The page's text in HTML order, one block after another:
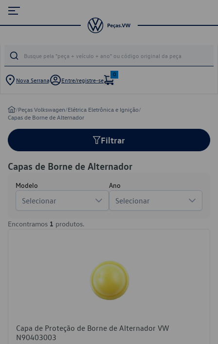
Nova Serrana Entre/registre-se
0
/Peças Volkswagen/Elétrica Eletrônica e Ignição/
Capas de Borne de Alternador
Filtrar
Capas de Borne de Alternador
Modelo
Selecionar
Ano
Selecionar
Encontramos 1 produtos.
Capa de Proteção de Borne de Alternador VW
N90403003